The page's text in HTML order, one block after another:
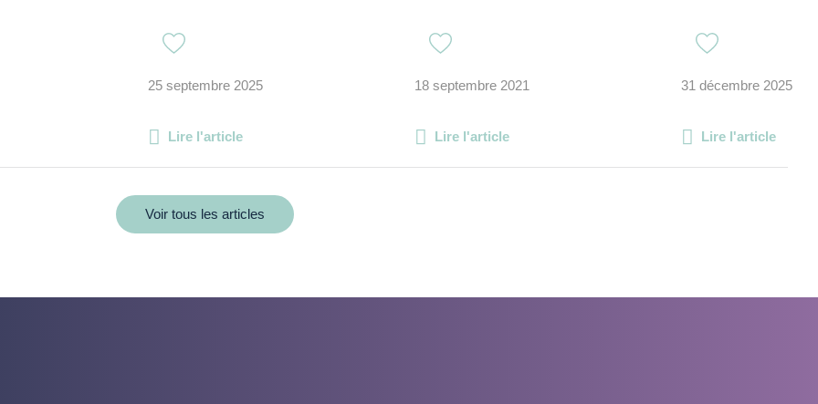
25 septembre 2025
Lire l'article
18 septembre 2021
Lire l'article
31 décembre 2025
Lire l'article
Voir tous les articles